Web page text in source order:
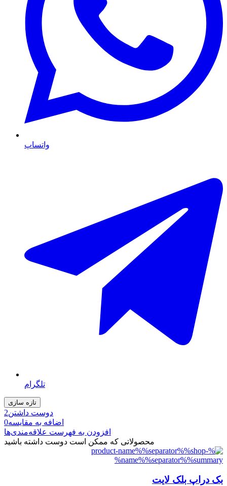
واتساپ
تلگرام
دوست داشتن2
اضافه به مقایسه0
افزودن به فهرست علاقه‌مندی‌ها
محصولاتی که ممکن است دوست داشته باشید
بک دراپ بلک لایت